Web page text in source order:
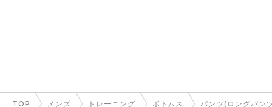
TOP メンズ トレーニング ボトムス パンツ(ロングパン